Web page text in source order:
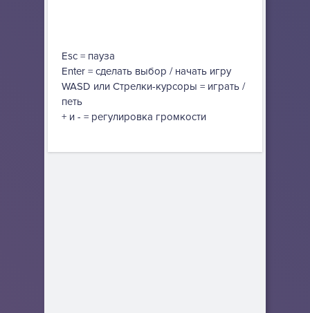
Esc = пауза
Enter = сделать выбор / начать игру
WASD или Стрелки-курсоры = играть /
петь
+ и - = регулировка громкости